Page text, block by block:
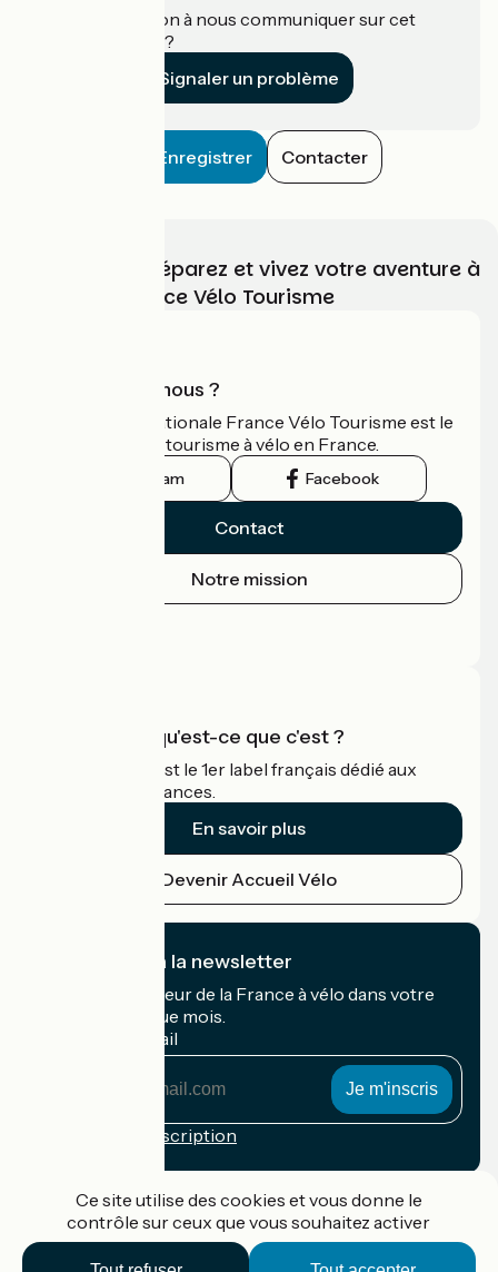
Une information à nous communiquer sur cet
établissement ?
Signaler un problème
Enregistrer Contacter
Choisissez, préparez et vivez votre aventure à
vélo avec France Vélo Tourisme
Qui sommes-nous ?
L'association nationale France Vélo Tourisme est le
guide officiel du tourisme à vélo en France.
Instagram Facebook
Contact
Notre mission
Accueil Vélo qu'est-ce que c'est ?
Accueil Vélo c'est le 1er label français dédié aux
cyclistes en vacances.
En savoir plus
Devenir Accueil Vélo
Je m'abonne à la newsletter
Recevez le meilleur de la France à vélo dans votre
boîte mail chaque mois.
Mon adresse mail
Conditions d'inscription
Ce site utilise des cookies et vous donne le
contrôle sur ceux que vous souhaitez activer